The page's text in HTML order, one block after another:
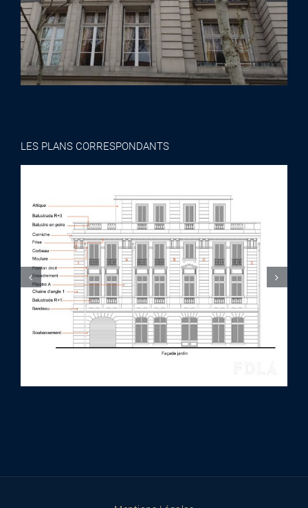
LES PLANS CORRESPONDANTS